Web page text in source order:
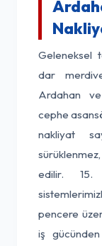
Geleneksel
dar
Ardahan
cephe
nakliyat
edilir. 15.
pencere
iş